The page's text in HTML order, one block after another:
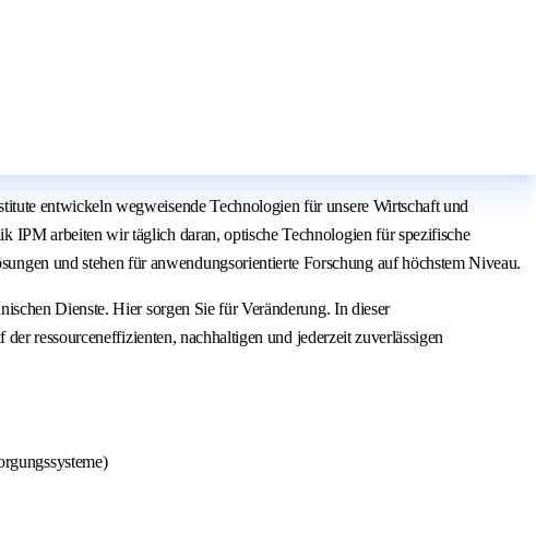
entwickeln wegweisende Technologien für unsere Wirtschaft und
IPM arbeiten wir täglich daran, optische Technologien für spezifische
und stehen für anwendungsorientierte Forschung auf höchstem Niveau.
Dienste. Hier sorgen Sie für Veränderung. In dieser
ressourceneffizienten, nachhaltigen und jederzeit zuverlässigen